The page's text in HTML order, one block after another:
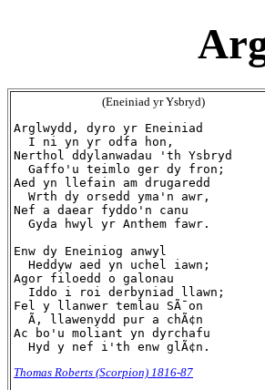
(Eneiniad yr Ysbryd)
Arglwydd, dyro yr Eneiniad
  I ni yn yr odfa hon,
Nerthol ddylanwadau 'th Ysbryd
  Gaffo'u teimlo ger dy fron;
Aed yn llefain am drugaredd
  Wrth dy orsedd yma'n awr,
Nef a daear fyddo'n canu
  Gyda hwyl yr Anthem fawr.
Enw dy Eneiniog anwyl
  Heddyw aed yn uchel iawn;
Agor filoedd o galonau
  Iddo i roi derbyniad llawn;
Fel y llanwer temlau SÃ¯on
  Ã‚ llawenydd pur a chÃ¢n
Ac bo'u moliant yn dyrchafu
Thomas Roberts (Scorpion) 1816-87